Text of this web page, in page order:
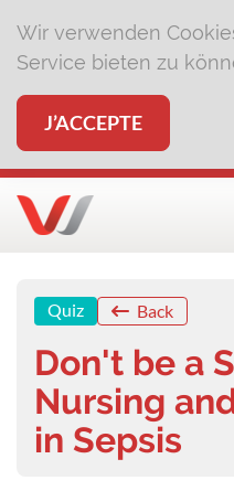
Wir verwenden
Service bieten zu
J’ACCEPTE
Quiz Back
Don't be a
Nursing
in Sepsis